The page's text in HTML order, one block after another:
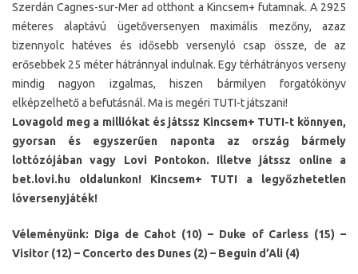
Szerdán Cagnes-sur-Mer ad otthont a Kincsem+ futamnak. A 2925
méteres alaptávú ügetőversenyen maximális mezőny, azaz
tizennyolc hatéves és idősebb versenyló csap össze, de az
erősebbek 25 méter hátránnyal indulnak. Egy térhátrányos verseny
mindig nagyon izgalmas, hiszen bármilyen forgatókönyv
elképzelhető a befutásnál. Ma is megéri TUTI-t játszani!
Lovagold meg a milliókat és játssz Kincsem+ TUTI-t könnyen,
gyorsan és egyszerűen naponta az ország bármely
lottózójában vagy Lovi Pontokon. Illetve játssz online a
bet.lovi.hu oldalunkon! Kincsem+ TUTI a legyőzhetetlen
lóversenyjáték!
Véleményünk: Diga de Cahot (10) – Duke of Carless (15) –
Visitor (12) – Concerto des Dunes (2) – Beguin d’Ali (4)